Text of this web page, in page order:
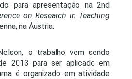
para apresentação na 2nd
on Research in Teaching
na Áustria.
o trabalho vem sendo
2013 para ser aplicado em
é organizado em atividade